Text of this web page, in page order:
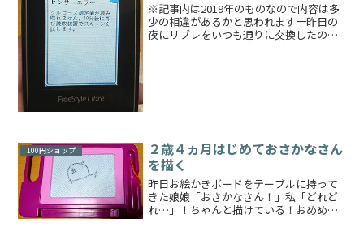
※記事内は2019年のものなので内容は多
少の相違があるかと思われます一昨日の
夜にリブレをいつも通りに交換したので
100円ショップ
２歳４ヵ月はじめておさかなさん
を描く
昨日お絵かきボードをテーブルに持って
きた娘娘「おさかなさん！」私「どれど
れ…」！ちゃんと描けている！おめめと